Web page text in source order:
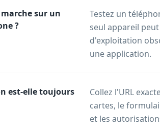
marche sur un
?
Testez un
seul appareil
d'exploitation
une application.
est-elle toujours
Collez l'URL
cartes, le
et les